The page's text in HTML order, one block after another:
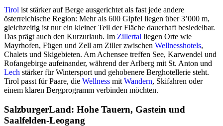
Tirol ist stärker auf Berge ausgerichtet als fast jede andere
österreichische Region: Mehr als 600 Gipfel liegen über 3’000 m,
gleichzeitig ist nur ein kleiner Teil der Fläche dauerhaft besiedelbar.
Das prägt auch den Kurzurlaub. Im Zillertal liegen Orte wie
Mayrhofen, Fügen und Zell am Ziller zwischen Wellnesshotels,
Chalets und Skigebieten. Am Achensee treffen See, Karwendel und
Rofangebirge aufeinander, während der Arlberg mit St. Anton und
Lech stärker für Wintersport und gehobenere Berghotellerie steht.
Tirol passt für Paare, die Wellness mit Wandern, Skifahren oder
einem klaren Bergprogramm verbinden möchten.
SalzburgerLand: Hohe Tauern, Gastein und
Saalfelden-Leogang